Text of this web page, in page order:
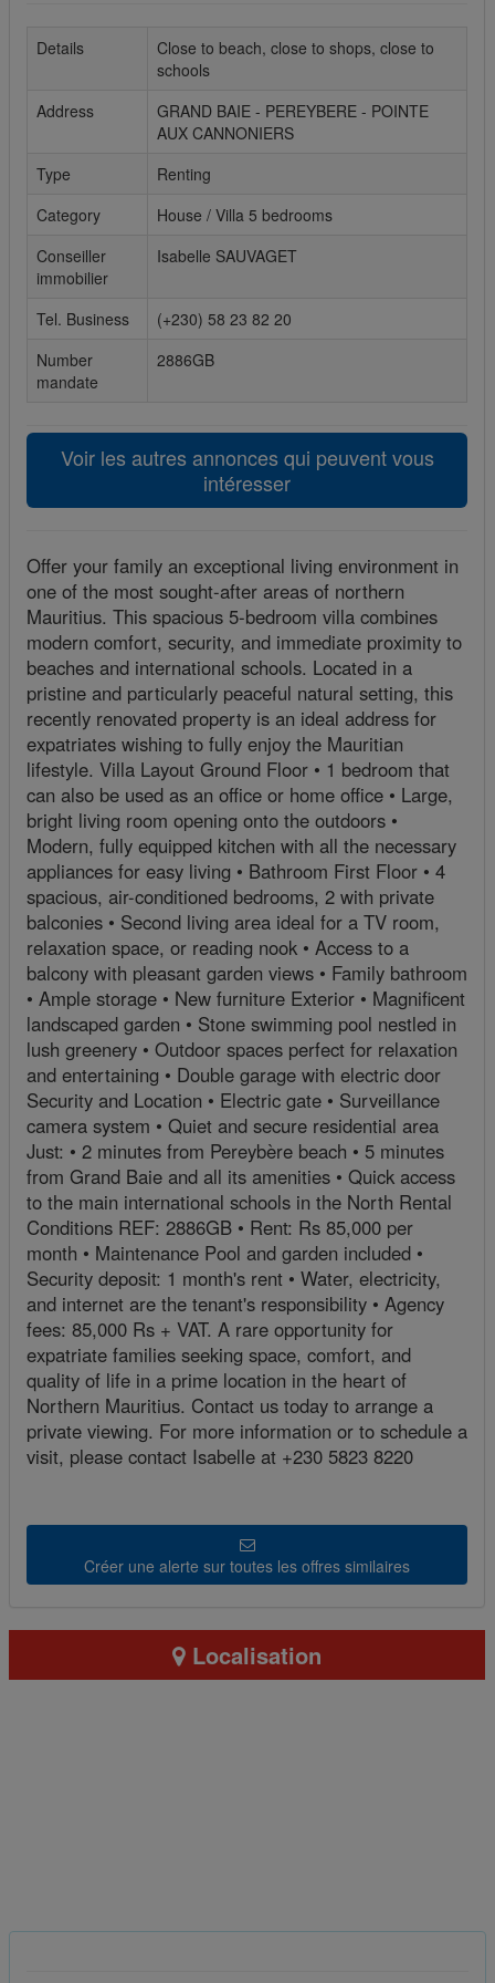
sociaux afin que vous puissiez partager votre expérience
Details
Close to beach, close to shops, close to
schools
Address
GRAND BAIE - PEREYBERE - POINTE
AUX CANNONIERS
Type
Renting
Category
House / Villa 5 bedrooms
Conseiller
immobilier
Isabelle SAUVAGET
Tel. Business
(+230) 58 23 82 20
Number
mandate
2886GB
Voir les autres annonces qui peuvent vous
intéresser
Offer your family an exceptional living environment in
one of the most sought-after areas of northern
Mauritius. This spacious 5-bedroom villa combines
modern comfort, security, and immediate proximity to
beaches and international schools. Located in a
pristine and particularly peaceful natural setting, this
recently renovated property is an ideal address for
expatriates wishing to fully enjoy the Mauritian
lifestyle. Villa Layout Ground Floor • 1 bedroom that
can also be used as an office or home office • Large,
bright living room opening onto the outdoors •
Modern, fully equipped kitchen with all the necessary
appliances for easy living • Bathroom First Floor • 4
spacious, air-conditioned bedrooms, 2 with private
balconies • Second living area ideal for a TV room,
relaxation space, or reading nook • Access to a
balcony with pleasant garden views • Family bathroom
• Ample storage • New furniture Exterior • Magnificent
landscaped garden • Stone swimming pool nestled in
lush greenery • Outdoor spaces perfect for relaxation
and entertaining • Double garage with electric door
Security and Location • Electric gate • Surveillance
camera system • Quiet and secure residential area
Just: • 2 minutes from Pereybère beach • 5 minutes
from Grand Baie and all its amenities • Quick access
to the main international schools in the North Rental
Conditions REF: 2886GB • Rent: Rs 85,000 per
month • Maintenance Pool and garden included •
Security deposit: 1 month's rent • Water, electricity,
and internet are the tenant's responsibility • Agency
fees: 85,000 Rs + VAT. A rare opportunity for
expatriate families seeking space, comfort, and
quality of life in a prime location in the heart of
Northern Mauritius. Contact us today to arrange a
private viewing. For more information or to schedule a
visit, please contact Isabelle at +230 5823 8220
Créer une alerte sur toutes les offres similaires
Localisation